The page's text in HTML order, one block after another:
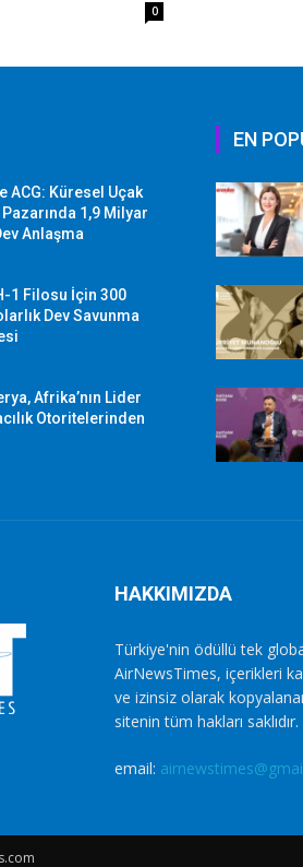
0
ACG: Küresel Uçak
1,9 Milyar
Anlaşma
1 Filosu İçin 300
Dev Savunma
Afrika’nın Lider
Otoritelerinden
EN
HAKKIMIZDA
Türkiye'nin ödüllü tek
AirNewsTimes, içerikleri
ve izinsiz olarak
sitenin tüm hakları saklıdır.
email: